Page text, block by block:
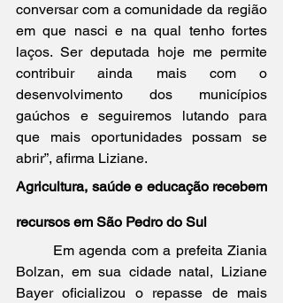
conversar com a comunidade da região
em que nasci e na qual tenho fortes
laços. Ser deputada hoje me permite
contribuir ainda mais com o
desenvolvimento dos municípios
gaúchos e seguiremos lutando para
que mais oportunidades possam se
abrir”, afirma Liziane.
Agricultura, saúde e educação recebem
recursos em São Pedro do Sul
Bolzan, em sua cidade natal, Liziane
Bayer oficializou o repasse de mais